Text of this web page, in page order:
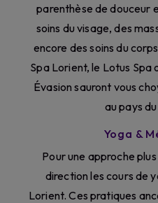
parenthèse de douceur
soins du visage, des
encore des soins du
Spa Lorient, le Lotus
Évasion sauront vous
au pays
Yoga &
Pour une approche
direction les cours de
Lorient. Ces pratiques